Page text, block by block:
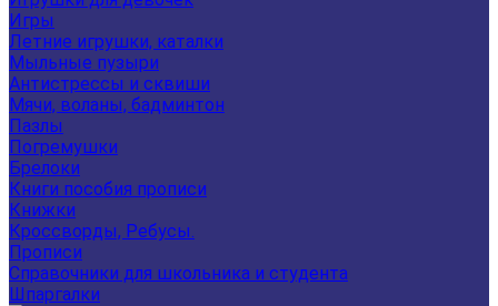
Игры
Летние игрушки, каталки
Мыльные пузыри
Антистрессы и сквиши
Мячи, воланы, бадминтон
Пазлы
Погремушки
Брелоки
Книги пособия прописи
Книжки
Кроссворды, Ребусы.
Прописи
Справочники для школьника и студента
Шпаргалки